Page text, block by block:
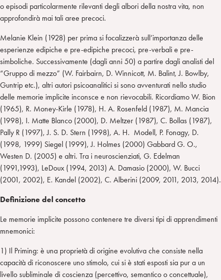
o episodi particolarmente rilevanti degli albori della nostra vita, non
approfondirà mai tali aree precoci.
Melanie Klein (1928) per prima si focalizzerà sull’importanza delle
esperienze edipiche e pre-edipiche precoci, pre-verbali e pre-
simboliche. Successivamente (dagli anni 50) a partire dagli analisti del
“Gruppo di mezzo” (W. Fairbairn, D. Winnicott, M. Balint, J. Bowlby,
Guntrip etc.), altri autori psicoanalitici si sono avventurati nello studio
delle memorie implicite inconsce e non rievocabili. Ricordiamo W. Bion
(1965), R. Money-Kirle (1978), H. A. Rosenfeld (1987), M. Mancia
(1998), I. Matte Blanco (2000), D. Meltzer (1987), C. Bollas (1987),
Pally R (1997), J. S. D. Stern (1998), A. H. Modell, P. Fonagy, D.
(1998, 1999) Siegel (1999), J. Holmes (2000) Gabbard G. O.,
Westen D. (2005) e altri. Tra i neuroscienziati, G. Edelman
(1991,1993), LeDoux (1994, 2013) A. Damasio (2000), W. Bucci
(2001, 2002), E. Kandel (2002), C. Alberini (2009, 2011, 2013, 2014).
Definizione del concetto
Le memorie implicite possono contenere tre diversi tipi di apprendimenti
mnemonici:
1) Il Priming: è una proprietà di origine evolutiva che consiste nella
capacità di riconoscere uno stimolo, cui si è stati esposti sia pur a un
livello subliminale di coscienza (percettivo, semantico o concettuale),